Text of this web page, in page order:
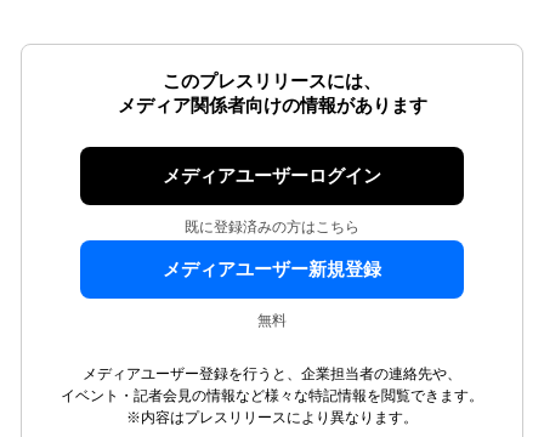
このプレスリリースには、
メディア関係者向けの情報があります
メディアユーザーログイン
既に登録済みの方はこちら
メディアユーザー新規登録
無料
メディアユーザー登録を行うと、企業担当者の連絡先や、
イベント・記者会見の情報など様々な特記情報を閲覧できます。
※内容はプレスリリースにより異なります。